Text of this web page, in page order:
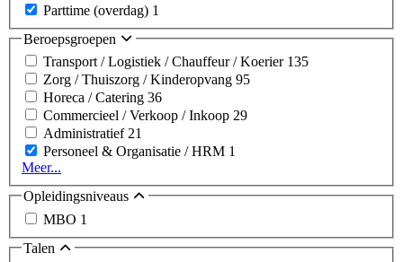
Parttime (overdag) 1
Beroepsgroepen
Transport / Logistiek / Chauffeur / Koerier 135
Zorg / Thuiszorg / Kinderopvang 95
Horeca / Catering 36
Commercieel / Verkoop / Inkoop 29
Administratief21
Personeel & Organisatie / HRM 1
Meer...
Opleidingsniveaus
MBO 1
Talen